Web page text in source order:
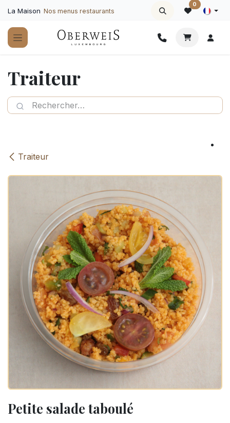
La Maison Nos menus restaurants
0
Traiteur
Traiteur
Petite salade taboulé